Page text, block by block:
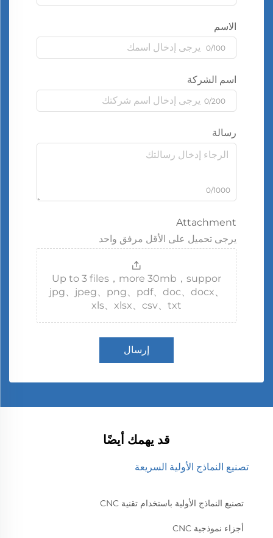
الاسم
0/100
اسم الشركة
0/200
رسالة
0/1000
Attachment
يرجى تحميل على الأقل مرفق واحد
Up to 3 files，more 30mb，suppor
jpg、jpeg、png、pdf、doc、docx、
xls、xlsx、csv、txt
إرسال
قد يهمك أيضًا
تصنيع النماذج الأولية السريعة
تصنيع النماذج الأولية باستخدام تقنية CNC
أجزاء نموذجية CNC